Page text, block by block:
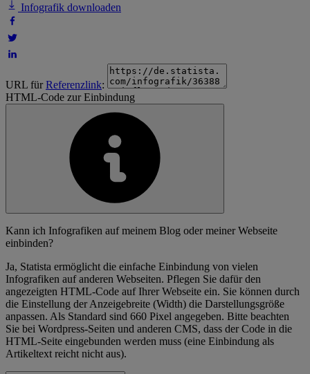
Infografik downloaden
URL fürReferenzlink:
HTML-Code zur Einbindung
Kann ich Infografiken auf meinem Blog oder meiner Webseite
einbinden?
Ja, Statista ermöglicht die einfache Einbindung von vielen
Infografiken auf anderen Webseiten. Pflegen Sie dafür den
angezeigten HTML-Code auf Ihrer Webseite ein. Sie können durch
die Einstellung der Anzeigebreite (Width) die Darstellungsgröße
anpassen. Als Standard sind 660 Pixel angegeben. Bitte beachten
Sie bei Wordpress-Seiten und anderen CMS, dass der Code in die
HTML-Seite eingebunden werden muss (eine Einbindung als
Artikeltext reicht nicht aus).